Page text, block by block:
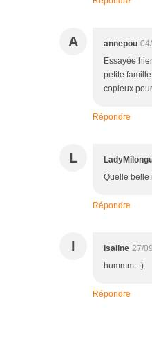
A annepou
Essayée
petite
copieux
Répondre
L
Quelle belle
Répondre
I Isaline 27/
hummm :-)
Répondre